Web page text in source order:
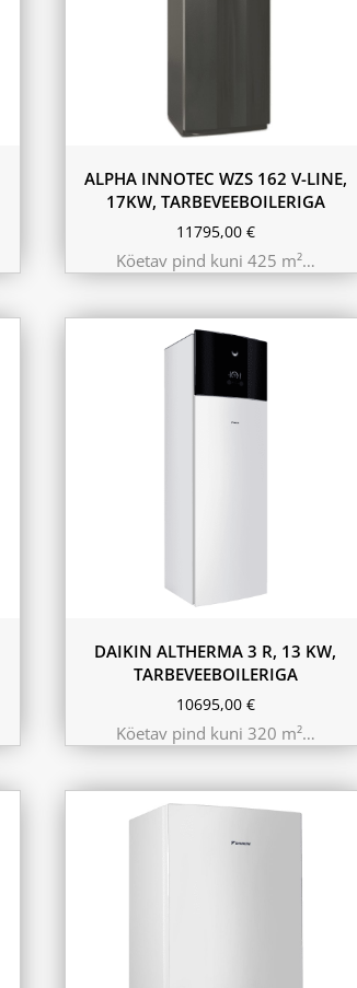
ALPHA INNOTEC WZS 162 V-LINE,
17KW, TARBEVEEBOILERIGA
11795,00 €
Köetav pind kuni 425 m²…
230L
DAIKIN ALTHERMA 3 R, 13 KW,
TARBEVEEBOILERIGA
10695,00 €
Köetav pind kuni 320 m²…